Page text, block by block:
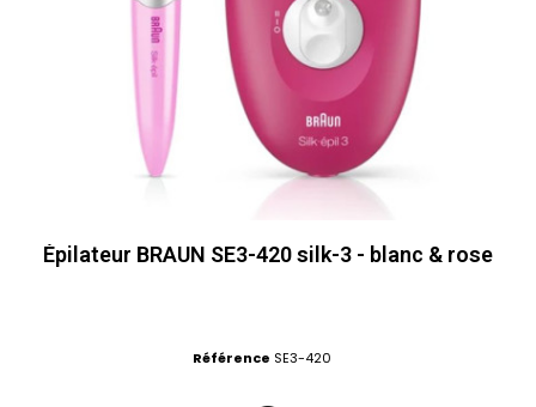
Épilateur BRAUN SE3-420 silk-3 - blanc & rose
Référence SE3-420